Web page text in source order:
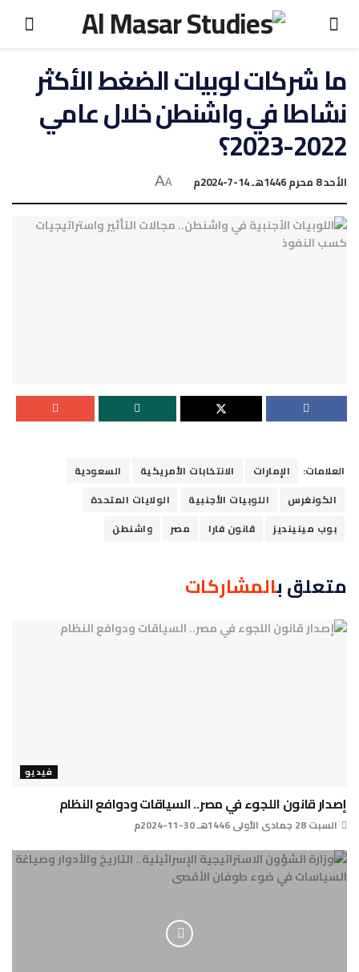
ما شركات لوبيات الضغط الأكثر
نشاطا في واشنطن خلال عامي
2022-2023؟
الأحد 8 محرم 1446هـ 14-7-2024م A
A
العلامات: الإمارات الانتخابات الأمريكية
السعودية
الكونغرس
اللوبيات الأجنبية
الولايات المتحدة
بوب مينينديز
قانون فارا مصر واشنطن
متعلق بالمشاركات
فيديو
إصدار قانون اللجوء في مصر.. السياقات ودوافع النظام
السبت 28 جمادى الأولى 1446هـ 30-11-2024م